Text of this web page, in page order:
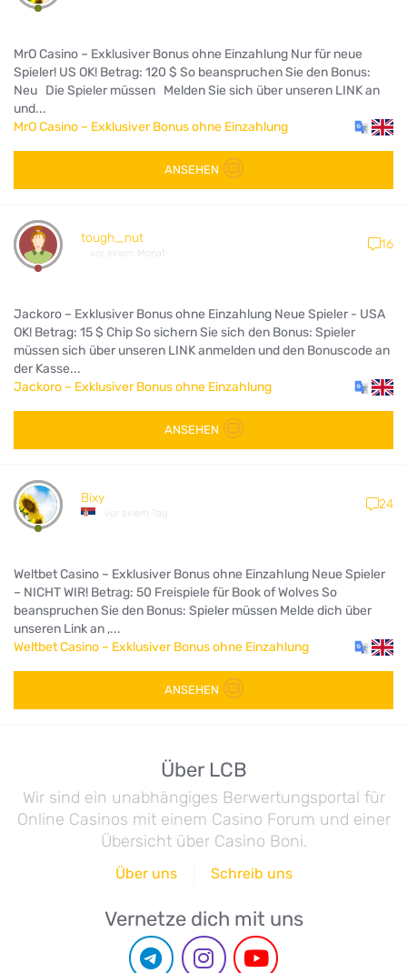
MrO Casino – Exklusiver Bonus ohne Einzahlung Nur für neue
Spieler! US OK! Betrag: 120 $ So beanspruchen Sie den Bonus:
Neu Die Spieler müssen Melden Sie sich über unseren LINK an
und...
MrO Casino – Exklusiver Bonus ohne Einzahlung
ANSEHEN
tough_nut
vor einem Monat
16
Jackoro – Exklusiver Bonus ohne Einzahlung Neue Spieler - USA
OK! Betrag: 15 $ Chip So sichern Sie sich den Bonus: Spieler
müssen sich über unseren LINK anmelden und den Bonuscode an
der Kasse...
Jackoro – Exklusiver Bonus ohne Einzahlung
ANSEHEN
Bixy
vor einem Tag
24
Weltbet Casino – Exklusiver Bonus ohne Einzahlung Neue Spieler
– NICHT WIR! Betrag: 50 Freispiele für Book of Wolves So
beanspruchen Sie den Bonus: Spieler müssen Melde dich über
unseren Link an ,...
Weltbet Casino – Exklusiver Bonus ohne Einzahlung
ANSEHEN
Über LCB
Wir sind ein unabhängiges Berwertungsportal für
Online Casinos mit einem Casino Forum und einer
Übersicht über Casino Boni.
Über uns Schreib uns
Vernetze dich mit uns